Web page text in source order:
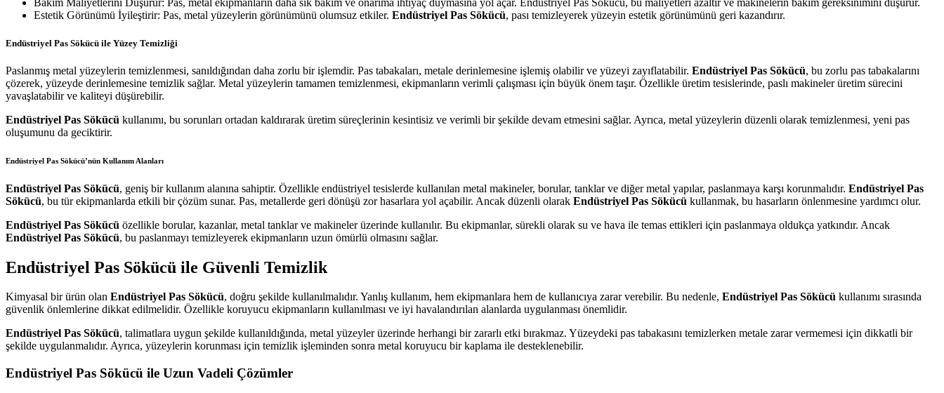
Bakım Maliyetlerini Düşürür: Pas, metal ekipmanların daha sık bakım ve onarıma ihtiyaç duymasına yol açar. Endüstriyel Pas Sökücü, bu maliyetleri azaltır ve makinelerin bakım gereksinimini düşürür.
Estetik Görünümü İyileştirir: Pas, metal yüzeylerin görünümünü olumsuz etkiler. Endüstriyel Pas Sökücü, pası temizleyerek yüzeyin estetik görünümünü geri kazandırır.
Endüstriyel Pas Sökücü ile Yüzey Temizliği
Paslanmış metal yüzeylerin temizlenmesi, sanıldığından daha zorlu bir işlemdir. Pas tabakaları, metale derinlemesine işlemiş olabilir ve yüzeyi zayıflatabilir. Endüstriyel Pas Sökücü, bu zorlu pas tabakalarını
çözerek, yüzeyde derinlemesine temizlik sağlar. Metal yüzeylerin tamamen temizlenmesi, ekipmanların verimli çalışması için büyük önem taşır. Özellikle üretim tesislerinde, paslı makineler üretim sürecini
yavaşlatabilir ve kaliteyi düşürebilir.
Endüstriyel Pas Sökücü kullanımı, bu sorunları ortadan kaldırarak üretim süreçlerinin kesintisiz ve verimli bir şekilde devam etmesini sağlar. Ayrıca, metal yüzeylerin düzenli olarak temizlenmesi, yeni pas
oluşumunu da geciktirir.
Endüstriyel Pas Sökücü’nün Kullanım Alanları
Endüstriyel Pas Sökücü, geniş bir kullanım alanına sahiptir. Özellikle endüstriyel tesislerde kullanılan metal makineler, borular, tanklar ve diğer metal yapılar, paslanmaya karşı korunmalıdır. Endüstriyel Pas
Sökücü, bu tür ekipmanlarda etkili bir çözüm sunar. Pas, metallerde geri dönüşü zor hasarlara yol açabilir. Ancak düzenli olarak Endüstriyel Pas Sökücü kullanmak, bu hasarların önlenmesine yardımcı olur.
Endüstriyel Pas Sökücü özellikle borular, kazanlar, metal tanklar ve makineler üzerinde kullanılır. Bu ekipmanlar, sürekli olarak su ve hava ile temas ettikleri için paslanmaya oldukça yatkındır. Ancak
Endüstriyel Pas Sökücü, bu paslanmayı temizleyerek ekipmanların uzun ömürlü olmasını sağlar.
Endüstriyel Pas Sökücü ile Güvenli Temizlik
Kimyasal bir ürün olan Endüstriyel Pas Sökücü, doğru şekilde kullanılmalıdır. Yanlış kullanım, hem ekipmanlara hem de kullanıcıya zarar verebilir. Bu nedenle, Endüstriyel Pas Sökücü kullanımı sırasında
güvenlik önlemlerine dikkat edilmelidir. Özellikle koruyucu ekipmanların kullanılması ve iyi havalandırılan alanlarda uygulanması önemlidir.
Endüstriyel Pas Sökücü, talimatlara uygun şekilde kullanıldığında, metal yüzeyler üzerinde herhangi bir zararlı etki bırakmaz. Yüzeydeki pas tabakasını temizlerken metale zarar vermemesi için dikkatli bir
şekilde uygulanmalıdır. Ayrıca, yüzeylerin korunması için temizlik işleminden sonra metal koruyucu bir kaplama ile desteklenebilir.
Endüstriyel Pas Sökücü ile Uzun Vadeli Çözümler